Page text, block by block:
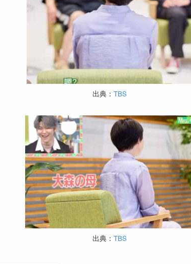
出典： TBS
出典： TBS